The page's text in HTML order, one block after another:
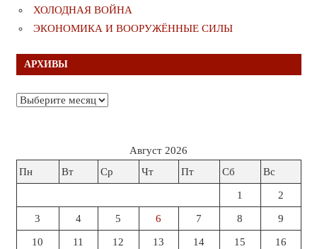
ХОЛОДНАЯ ВОЙНА
ЭКОНОМИКА И ВООРУЖЁННЫЕ СИЛЫ
АРХИВЫ
Архивы
Август 2026
Пн
Вт Ср Чт Пт Сб Вс
1 2
3 4 5 6 7 8 9
10 11 12 13 14 15 16